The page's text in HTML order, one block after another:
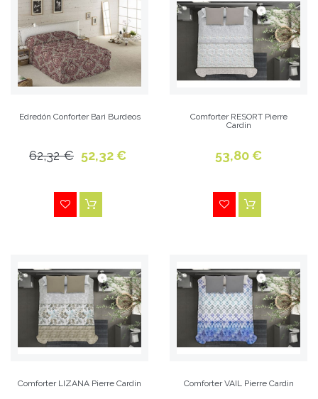
Edredón Conforter Bari Burdeos
62,32 € 52,32 €
Comforter RESORT Pierre
Cardin
53,80 €
Comforter LIZANA Pierre Cardin Comforter VAIL Pierre Cardin